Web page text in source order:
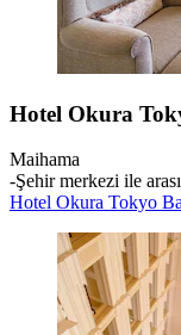
Hotel Okura
Maihama
‐Şehir merkezi ile
Hotel Okura Tokyo